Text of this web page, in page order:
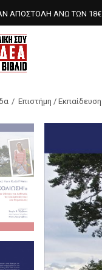
ΑΠΟΣΤΟΛΗ ΑΝΩ ΤΩΝ 18€
Επιστήμη / Εκπαίδευση